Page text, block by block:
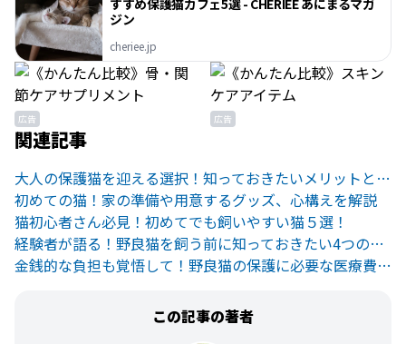
すすめ保護猫カフェ5選 - CHERIEE あにまるマガ
ジン
cheriee.jp
広告 広告
関連記事
大人の保護猫を迎える選択！知っておきたいメリットと注意点
初めての猫！家の準備や用意するグッズ、心構えを解説
猫初心者さん必見！初めてでも飼いやすい猫５選！
経験者が語る！野良猫を飼う前に知っておきたい4つのデメリット
金銭的な負担も覚悟して！野良猫の保護に必要な医療費を徹底解説
この記事の著者